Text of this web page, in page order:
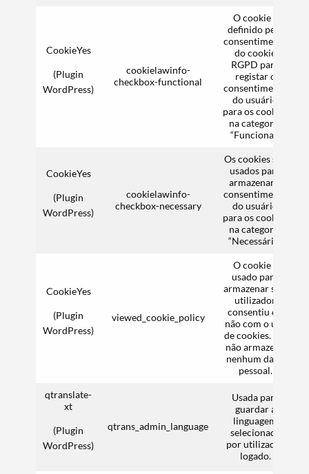
CookieYes
(Plugin
WordPress)
cookielawinfo-
checkbox-functional
O cookie é
definido pelo
consentimento
do cookie
RGPD para
registar o
consentimento
do usuário
para os cookies
na categoria
“Funcional”.
CookieYes
(Plugin
WordPress)
cookielawinfo-
checkbox-necessary
Os cookies são
usados para
armazenar o
consentimento
do usuário
para os cookies
na categoria
“Necessário”.
CookieYes
(Plugin
WordPress)
viewed_cookie_policy
O cookie é
usado para
armazenar se o
utilizador
consentiu ou
não com o uso
de cookies. Ele
não armazena
nenhum dado
pessoal.
qtranslate-
xt
(Plugin
WordPress)
qtrans_admin_language
Usada para
guardar a
linguagem
selecionada
por utilizador
logado.